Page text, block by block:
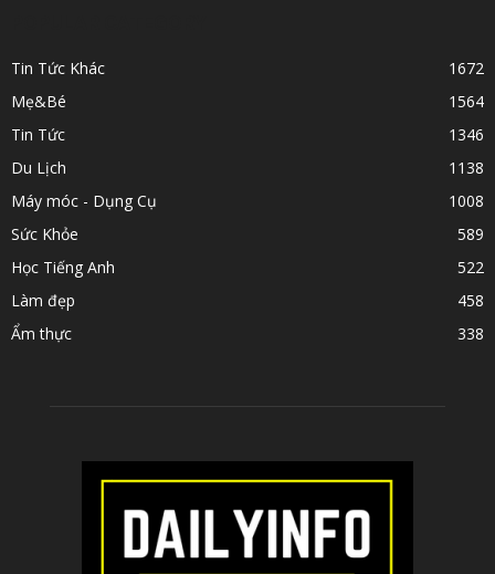
Tin Tức Khác
1672
Mẹ&Bé
1564
Tin Tức
1346
Du Lịch
1138
Máy móc - Dụng Cụ
1008
Sức Khỏe
589
Học Tiếng Anh
522
Làm đẹp
458
Ẩm thực
338